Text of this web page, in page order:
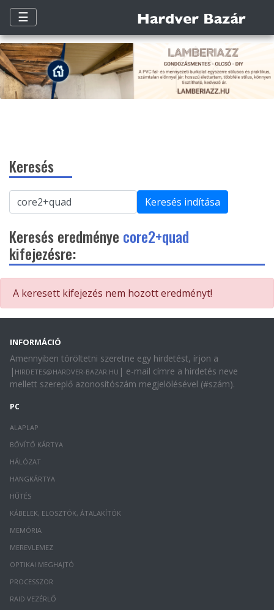
☰
Keresés
Keresés indítása
Keresés eredménye core2+quad
kifejezésre:
A keresett kifejezés nem hozott eredményt!
INFORMÁCIÓ
Amennyiben töröltetni szeretne egy hirdetést, írjon a
| HIRDETES@HARDVER-BAZAR.HU | e-mail címre a hirdetés neve
mellett szereplő azonosítószám megjelölésével (#szám).
PC
ALAPLAP
BŐVÍTŐ KÁRTYA
HÁLÓZAT
HANGKÁRTYA
HŰTÉS
KÁBELEK, ELOSZTÓK, ÁTALAKÍTÓK
MEMÓRIA
MEREVLEMEZ
OPTIKAI MEGHAJTÓ
PROCESSZOR
RAID VEZÉRLŐ